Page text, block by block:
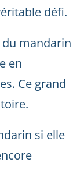
défi.
mandarin
en
Ce grand
si elle